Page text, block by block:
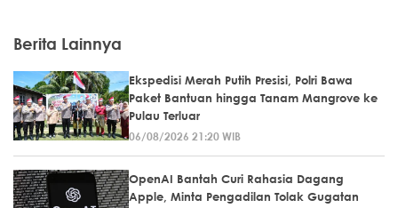
Berita Lainnya
Ekspedisi Merah Putih Presisi, Polri Bawa
Paket Bantuan hingga Tanam Mangrove ke
Pulau Terluar
06/08/2026 21:20 WIB
OpenAI Bantah Curi Rahasia Dagang
Apple, Minta Pengadilan Tolak Gugatan